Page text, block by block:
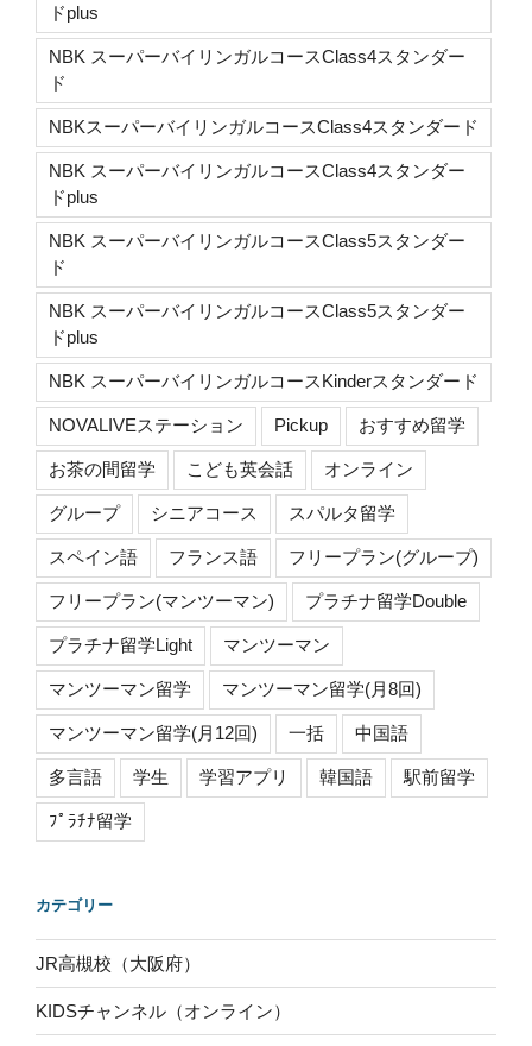
ドplus
NBK スーパーバイリンガルコースClass4スタンダー
ド
NBKスーパーバイリンガルコースClass4スタンダード
NBK スーパーバイリンガルコースClass4スタンダー
ドplus
NBK スーパーバイリンガルコースClass5スタンダー
ド
NBK スーパーバイリンガルコースClass5スタンダー
ドplus
NBK スーパーバイリンガルコースKinderスタンダード
NOVALIVEステーション Pickup おすすめ留学
お茶の間留学 こども英会話 オンライン
グループ シニアコース スパルタ留学
スペイン語 フランス語 フリープラン(グループ)
フリープラン(マンツーマン) プラチナ留学Double
プラチナ留学Light マンツーマン
マンツーマン留学 マンツーマン留学(月8回)
マンツーマン留学(月12回) 一括 中国語
多言語 学生 学習アプリ 韓国語 駅前留学
ﾌﾟﾗﾁﾅ留学
カテゴリー
JR高槻校（大阪府）
KIDSチャンネル（オンライン）